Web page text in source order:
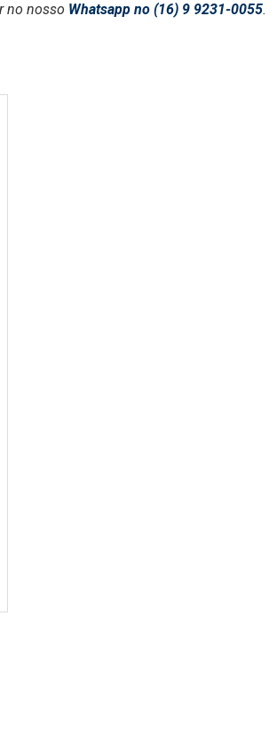
no nosso Whatsapp no (16) 9 9231-0055.